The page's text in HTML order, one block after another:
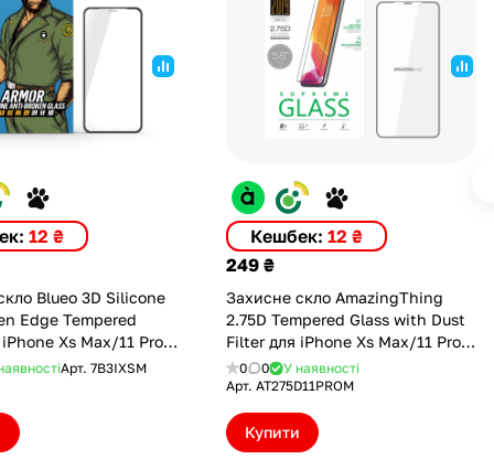
12 ₴
Blueo 3D Silicone
Edge Tempered
Xs Max/11 Pro
Арт. 7B3IXSM
Кешбек: 12 ₴
249 ₴
Захисне скло AmazingThing
2.75D Tempered Glass with Dust
Filter для iPhone Xs Max/11 Pro
Max (AT275D11PROM)
0 0
У наявності
Арт. AT275D11PROM
Купити